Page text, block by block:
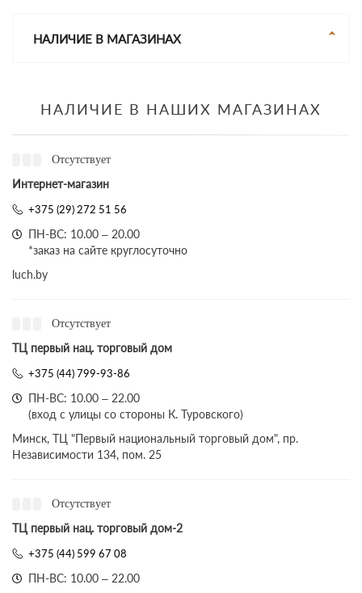
НАЛИЧИЕ В МАГАЗИНАХ
НАЛИЧИЕ В НАШИХ МАГАЗИНАХ
Отсутствует
Интернет-магазин
+375 (29) 272 51 56
ПН-ВС: 10.00 – 20.00
*заказ на сайте круглосуточно
luch.by
Отсутствует
ТЦ первый нац. торговый дом
+375 (44) 799-93-86
ПН-ВС: 10.00 – 22.00
(вход с улицы со стороны К. Туровского)
Минск, ТЦ "Первый национальный торговый дом", пр.
Независимости 134, пом. 25
Отсутствует
ТЦ первый нац. торговый дом-2
+375 (44) 599 67 08
ПН-ВС: 10.00 – 22.00